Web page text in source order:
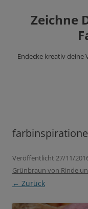
Zeichne
Endecke kreativ deine
Veröffentlicht 27/11/
Grünbraun von Rinde
← Zurück